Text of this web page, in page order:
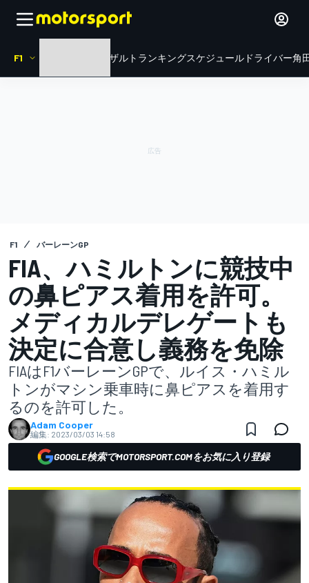
F1 リザルト ランキングスケジュール ドライバー角
F1 バーレーンGP
FIA、ハミルトンに競技中
の鼻ピアス着用を許可。
メディカルデレゲートも
決定に合意し義務を免除
FIAはF1バーレーンGPで、ルイス・ハミル
トンがマシン乗車時に鼻ピアスを着用す
るのを許可した。
Adam Cooper
編集: 2023/03/03 14:58
GOOGLE検索でMOTORSPORT.COMをお気に入り登録